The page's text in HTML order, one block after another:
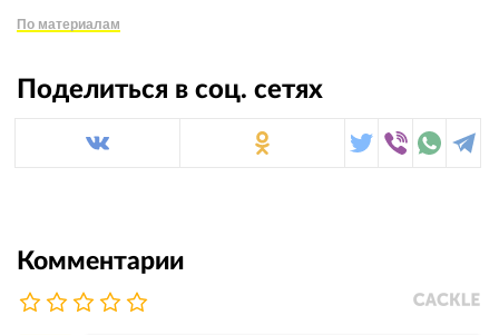
По материалам
Поделиться в соц. сетях
Комментарии